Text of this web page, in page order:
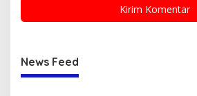
News Feed